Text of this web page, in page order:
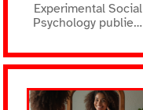
Experimental Social
Psychology publie…